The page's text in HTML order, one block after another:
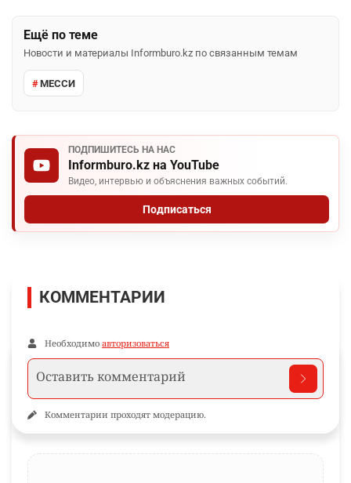
Ещё по теме
Новости и материалы Informburo.kz по связанным темам
МЕССИ
ПОДПИШИТЕСЬ НА НАС
Informburo.kz на YouTube
Видео, интервью и объяснения важных событий.
Подписаться
КОММЕНТАРИИ
Необходимо авторизоваться
Комментарии проходят модерацию.